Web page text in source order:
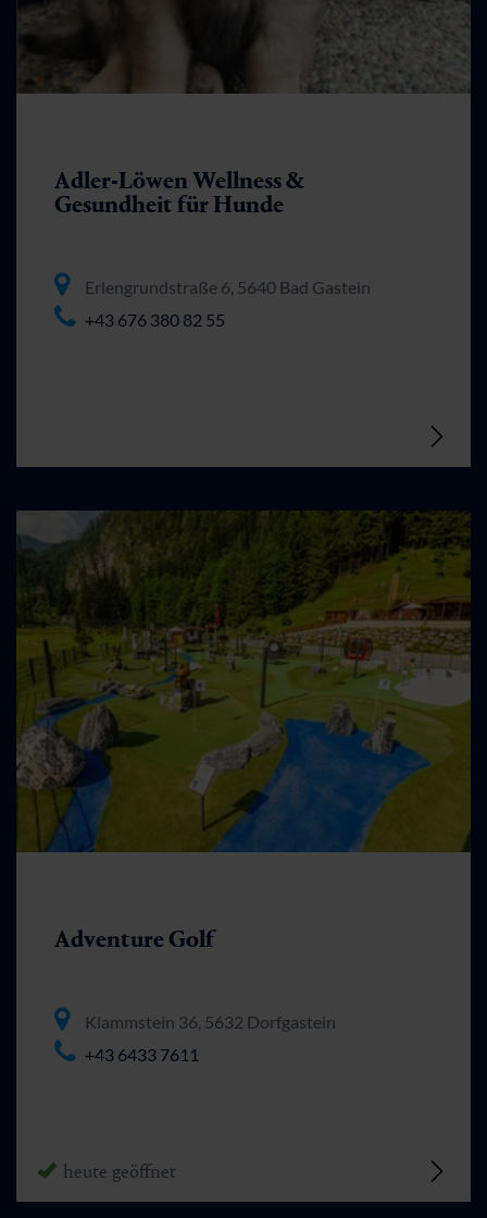
Adler-Löwen Wellness &
Gesundheit für Hunde
Erlengrundstraße 6, 5640 Bad Gastein
+43 676 380 82 55
Adventure Golf
Klammstein 36, 5632 Dorfgastein
+43 6433 7611
heute geöffnet